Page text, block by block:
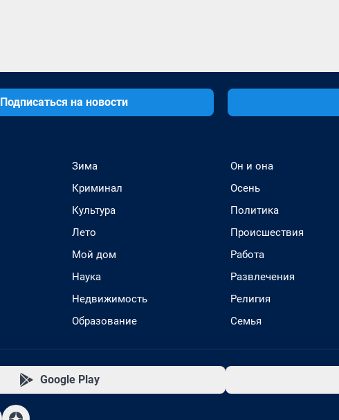
Подписаться на новости
Зима
Криминал
Культура
Лето
Мой дом
Наука
Недвижимость
Образование
Он и она
Осень
Политика
Происшествия
Работа
Развлечения
Религия
Семья
Google Play